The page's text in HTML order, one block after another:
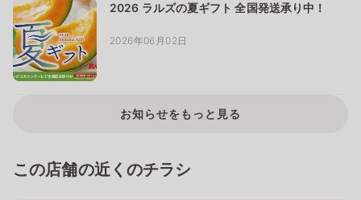
2026 ラルズの夏ギフト 全国発送承り中！
2026年06月02日
お知らせをもっと見る
この店舗の近くのチラシ